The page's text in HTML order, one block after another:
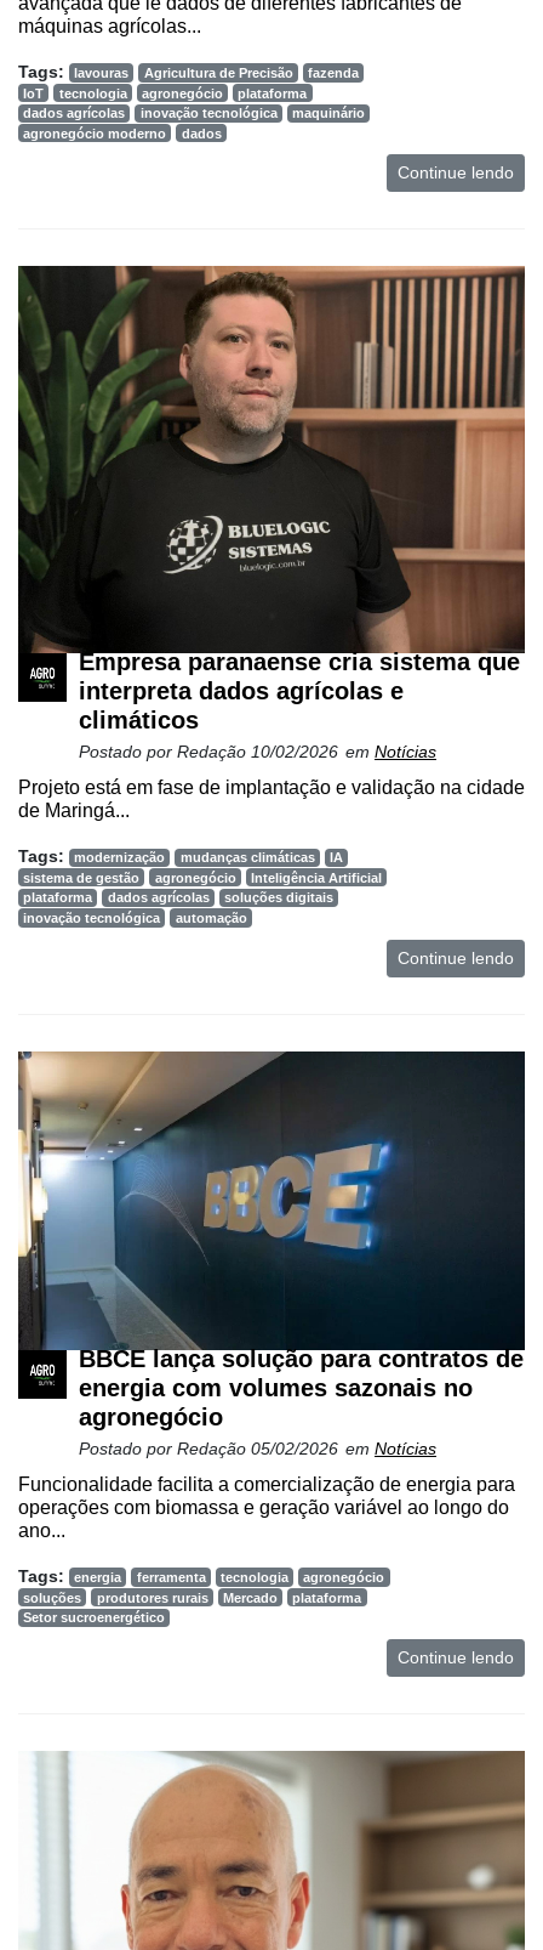
e
Análise
E-
Commerce
Software
Empresarial
Tecnologia
para
Recursos
Hídricos
Membros
Tecprime
Agro
Consulting
ONE
CHB
máquinas agrícolas...
Tags: lavouras Agricultura de Precisão
fazenda
IoT
tecnologia agronegócio
plataforma
dados agrícolas
inovação tecnológica
maquinário
agronegócio moderno
dados
Continue lendo
Empresa paranaense cria sistema que
interpreta dados agrícolas e
climáticos
Postado por Redação 10/02/2026 em Notícias
Projeto está em fase de implantação e validação na cidade
de Maringá...
Tags: modernização mudanças climáticas
IA
sistema de gestão
agronegócio
Inteligência Artificial
plataforma
dados agrícolas
soluções digitais
inovação tecnológica
automação
Continue lendo
BBCE lança solução para contratos de
energia com volumes sazonais no
agronegócio
Postado por Redação 05/02/2026 em Notícias
Funcionalidade facilita a comercialização de energia para
operações com biomassa e geração variável ao longo do
ano...
Tags: energia ferramenta tecnologia
agronegócio
soluções
produtores rurais Mercado
plataforma
Setor sucroenergético
Continue lendo